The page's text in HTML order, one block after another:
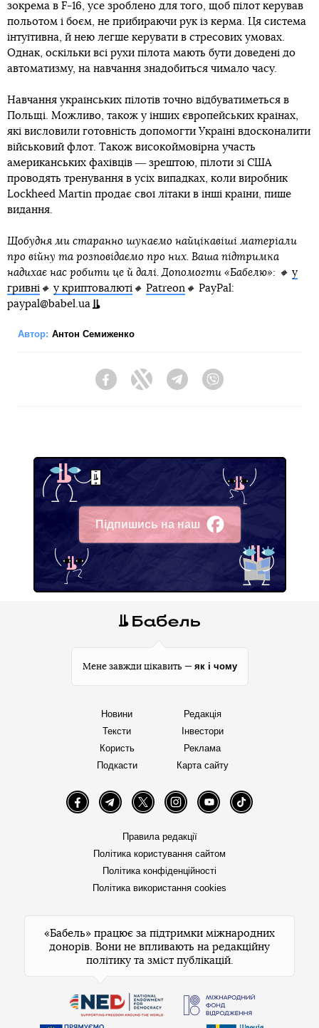
зокрема в F-16, усе зроблено для того, щоб пілот керував
польотом і боєм, не прибираючи рук із керма. Ця система
інтуїтивна, й нею легше керувати в стресових умовах.
Однак, оскільки всі рухи пілота мають бути доведені до
автоматизму, на навчання знадобиться чимало часу.
Навчання українських пілотів точно відбуватиметься в
Польщі. Можливо, також у інших європейських країнах,
які висловили готовність допомогти Україні вдосконалити
військовий флот. Також високоймовірна участь
американських фахівців ― зрештою, пілоти зі США
проводять тренування в усіх випадках, коли виробник
Lockheed Martin продає свої літаки в інші країни, пише
видання.
Щобудня ми старанно шукаємо найцікавіші матеріали
про війну та розповідаємо про них. Ваша підтримка
надихає нас робити це й далі. Допомогти «Бабелю»: 🔸 у
гривні 🔸 у криптовалюті 🔸 Patreon 🔸 PayPal:
paypal@babel.ua
Автор: Антон Семиженко
FacebookTwitter Telegram
Підпишись на наш
Facebook
Мене завжди цікавить — як і чому
Новини
Тексти
Користь
Подкасти
Редакція
Інвестори
Реклама
Карта сайту
FacebookTelegramTwitter InstagramYouTube TikTok
Правила редакції
Політика користування сайтом
Політика конфіденційності
Політика використання cookies
«Бабель» працює за підтримки міжнародних
донорів. Вони не впливають на редакційну
політику та зміст публікацій.